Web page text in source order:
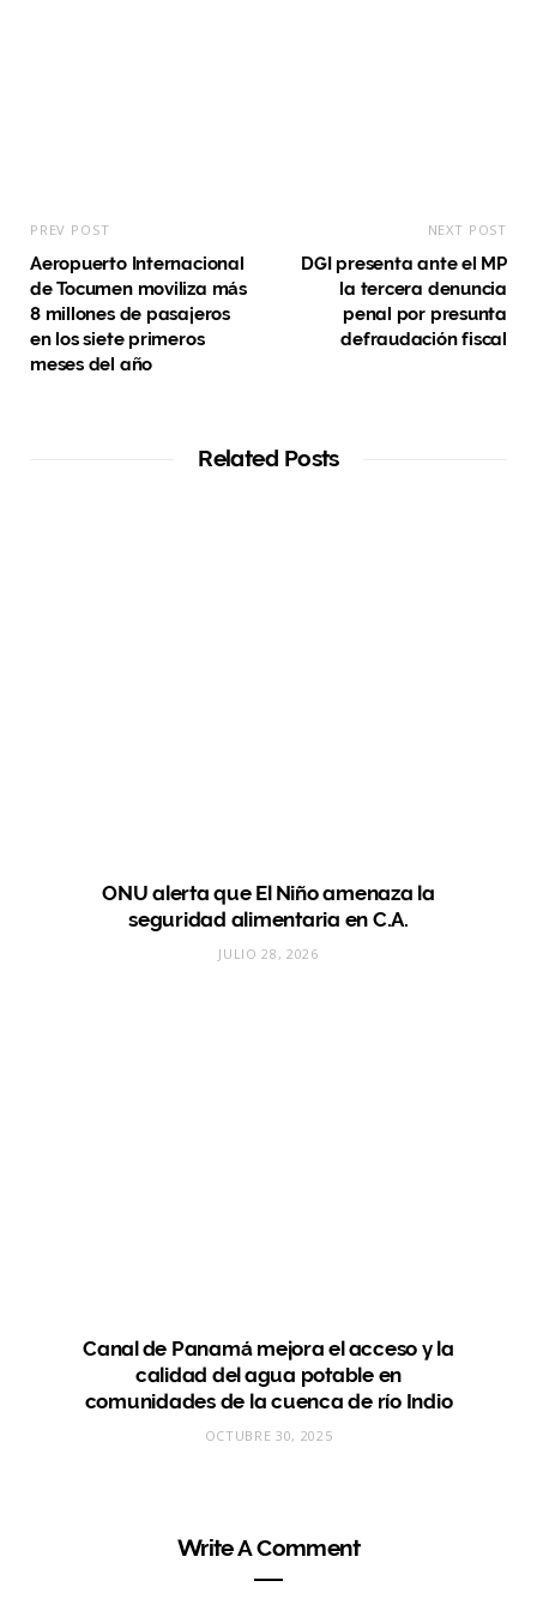
PREV POST
Aeropuerto Internacional
de Tocumen moviliza más
8 millones de pasajeros
en los siete primeros
meses del año
NEXT POST
DGI presenta ante el MP
la tercera denuncia
penal por presunta
defraudación fiscal
Related Posts
ONU alerta que El Niño amenaza la
seguridad alimentaria en C.A.
JULIO 28, 2026
Canal de Panamá mejora el acceso y la
calidad del agua potable en
comunidades de la cuenca de río Indio
OCTUBRE 30, 2025
Write A Comment